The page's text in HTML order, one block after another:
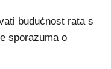
budućnost rata s
sporazuma o